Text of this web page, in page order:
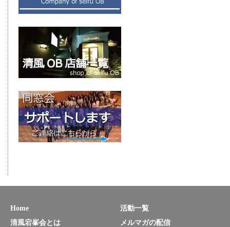
Home
清風宕峯会とは
活動一覧
メルマガの配信